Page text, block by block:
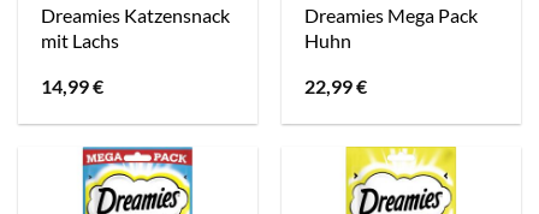
Dreamies Katzensnack
mit Lachs
14,99€
Dreamies Mega Pack
Huhn
22,99€